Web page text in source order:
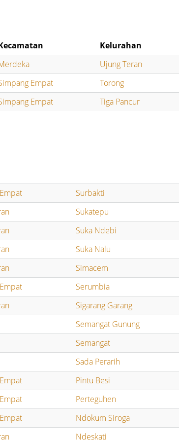
Kelurahan
Ujung Teran
Empat Torong
Empat Tiga Pancur
Surbakti
Sukatepu
Suka Ndebi
Suka Nalu
Simacem
Serumbia
Sigarang Garang
Semangat Gunung
Semangat
Sada Perarih
Pintu Besi
Perteguhen
Ndokum Siroga
Ndeskati